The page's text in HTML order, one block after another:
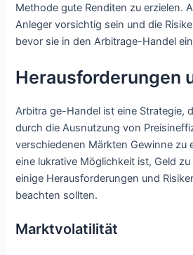
Methode gute Renditen zu erzielen.
Anleger vorsichtig sein und die
bevor sie in den Arbitrage-Handel
Herausforderungen
Arbitra ge-Handel ist eine Strategie,
durch die Ausnutzung von
verschiedenen Märkten Gewinne zu
eine lukrative Möglichkeit ist, Geld
einige Herausforderungen und
beachten sollten.
Marktvolatilität